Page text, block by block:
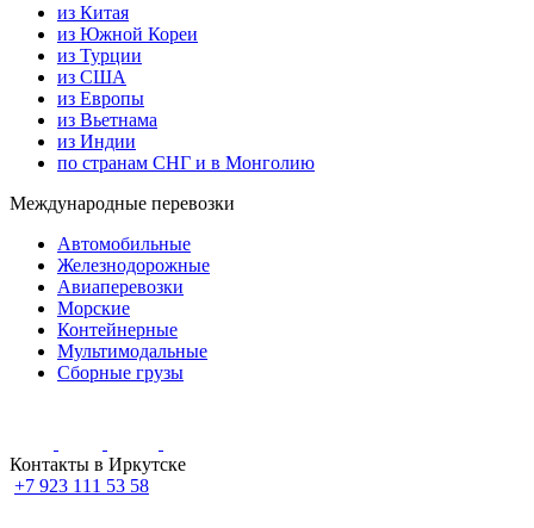
из Китая
из Южной Кореи
из Турции
из США
из Европы
из Вьетнама
из Индии
по странам СНГ и в Монголию
Международные перевозки
Автомобильные
Железнодорожные
Авиаперевозки
Морские
Контейнерные
Мультимодальные
Сборные грузы
Контакты в Иркутске
+7 923 111 53 58